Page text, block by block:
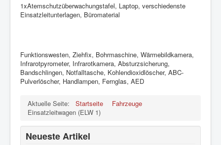
1xAtemschutzüberwachungstafel, Laptop, verschiedenste
Einsatzleitunterlagen, Büromaterial
Funktionswesten, Ziehfix, Bohrmaschine, Wärmebildkamera,
Infrarotpyrometer, Infrarotkamera, Absturzsicherung,
Bandschlingen, Notfalltasche, Kohlendioxidlöscher, ABC-
Pulverlöscher, Handlampen, Fernglas, AED
Aktuelle Seite: Startseite
Fahrzeuge
Einsatzleitwagen (ELW 1)
Neueste Artikel